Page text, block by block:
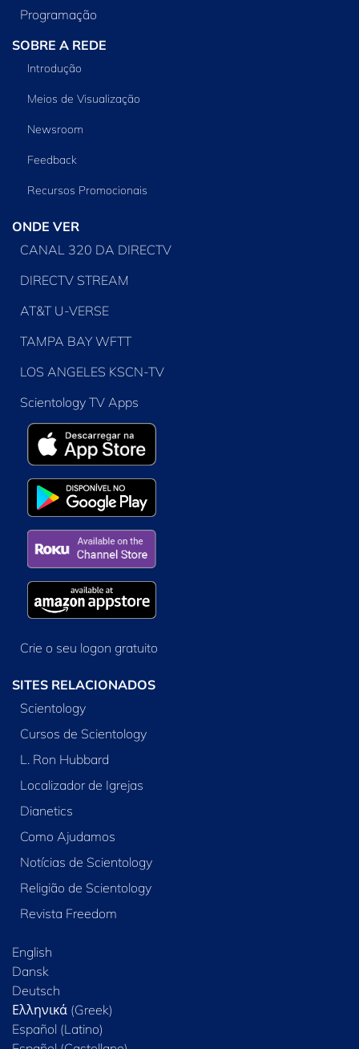
Programação
SOBRE A REDE
Introdução
Meios de Visualização
Newsroom
Feedback
Recursos Promocionais
ONDE VER
CANAL 320 DA DIRECTV
DIRECTV STREAM
AT&T U-VERSE
TAMPA BAY WFTT
LOS ANGELES KSCN-TV
Scientology TV Apps
Crie o seu logon gratuito
SITES RELACIONADOS
Scientology
Cursos de Scientology
L. Ron Hubbard
Localizador de Igrejas
Dianetics
Como Ajudamos
Notícias de Scientology
Religião de Scientology
Revista Freedom
English
Dansk
Deutsch
Ελληνικά (Greek)
Español (Latino)